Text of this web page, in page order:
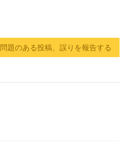
問題のある投稿、誤りを報告する